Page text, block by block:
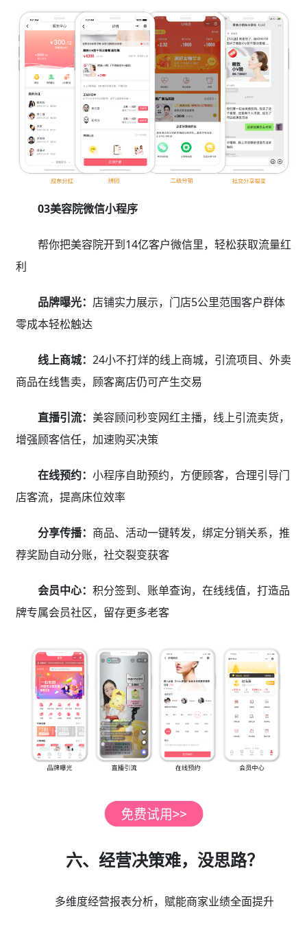
03美容院微信小程序
帮你把美容院开到14亿客户微信里，轻松获取流量红
利
品牌曝光： 店铺实力展示，门店5公里范围客户群体
零成本轻松触达
线上商城： 24小不打烊的线上商城，引流项目、外卖
商品在线售卖，顾客离店仍可产生交易
直播引流： 美容顾问秒变网红主播，线上引流卖货，
增强顾客信任，加速购买决策
在线预约： 小程序自助预约，方便顾客，合理引导门
店客流，提高床位效率
分享传播： 商品、活动一键转发，绑定分销关系，推
荐奖励自动分账，社交裂变获客
会员中心： 积分签到、账单查询，在线线值，打造品
牌专属会员社区，留存更多老客
六、经营决策难，没思路？
多维度经营报表分析，赋能商家业绩全面提升